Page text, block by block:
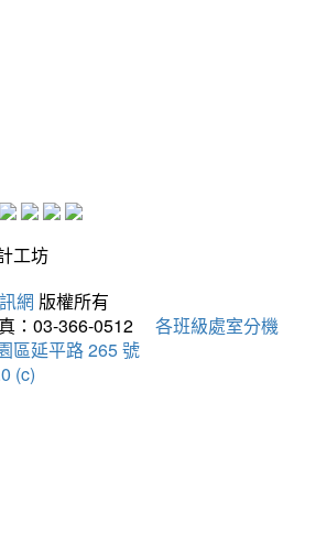
工坊
網 版權所有
：03-366-0512
各班級處室分機
區延平路 265 號
(c)